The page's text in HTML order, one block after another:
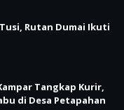
Rutan Dumai Ikuti
Tangkap Kurir,
di Desa Petapahan